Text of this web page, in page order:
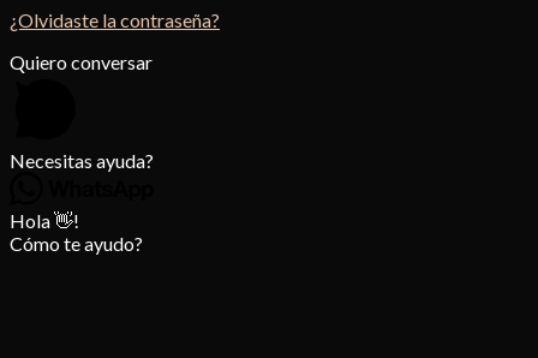
¿Olvidaste la contraseña?
Quiero conversar
Necesitas ayuda?
Hola 👋!
Cómo te ayudo?